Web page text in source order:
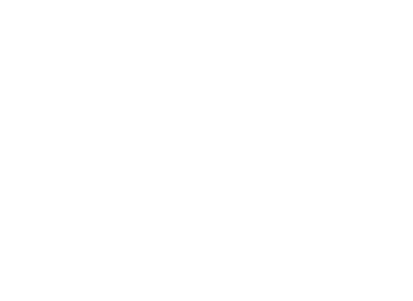
aktive Familie, die sowohl etwas unternehmen
eingezäunten Grundstück können Sie sich
verbringen. Das Haus liegt nur vier Kilometer
oder vielleicht möchten Sie auch surfen? Sie